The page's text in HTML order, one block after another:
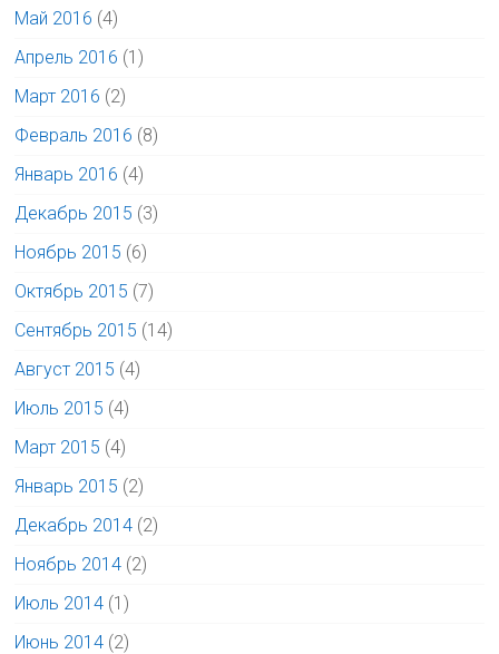
Май 2016 (4)
Апрель 2016 (1)
Март 2016 (2)
Февраль 2016 (8)
Январь 2016 (4)
Декабрь 2015 (3)
Ноябрь 2015 (6)
Октябрь 2015 (7)
Сентябрь 2015 (14)
Август 2015 (4)
Июль 2015 (4)
Март 2015 (4)
Январь 2015 (2)
Декабрь 2014 (2)
Ноябрь 2014 (2)
Июль 2014 (1)
Июнь 2014 (2)